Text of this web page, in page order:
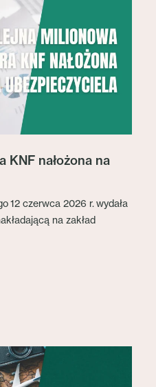
KNF nałożona na
12 czerwca 2026 r. wydała
na zakład